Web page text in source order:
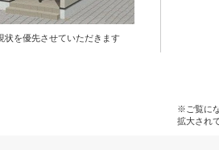
を優先させていただきます
※ご覧に
拡大され